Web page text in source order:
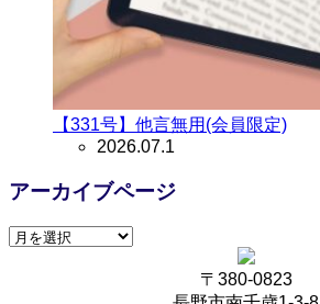
【331号】他言無用(会員限定)
2026.07.1
アーカイブページ
〒380-0823